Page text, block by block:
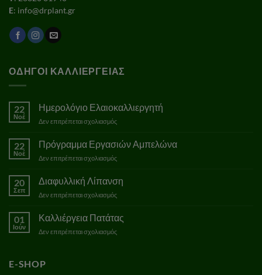
E: info@drplant.gr
ΟΔΗΓΟΙ ΚΑΛΛΙΕΡΓΕΙΑΣ
22
Νοέ
Ημερολόγιο Ελαιοκαλλιεργητή
Δεν επιτρέπεται σχολιασμόςστο
Ελαιοκαλλιεργητή
22
Νοέ
Πρόγραμμα Εργασιών Αμπελώνα
Δεν επιτρέπεται σχολιασμόςστο
Αμπελώνα
20
Σεπ
Διαφυλλική Λίπανση
Δεν επιτρέπεται σχολιασμόςστο
01
Ιούν
Καλλιέργεια Πατάτας
Δεν επιτρέπεται σχολιασμόςστο
E-SHOP